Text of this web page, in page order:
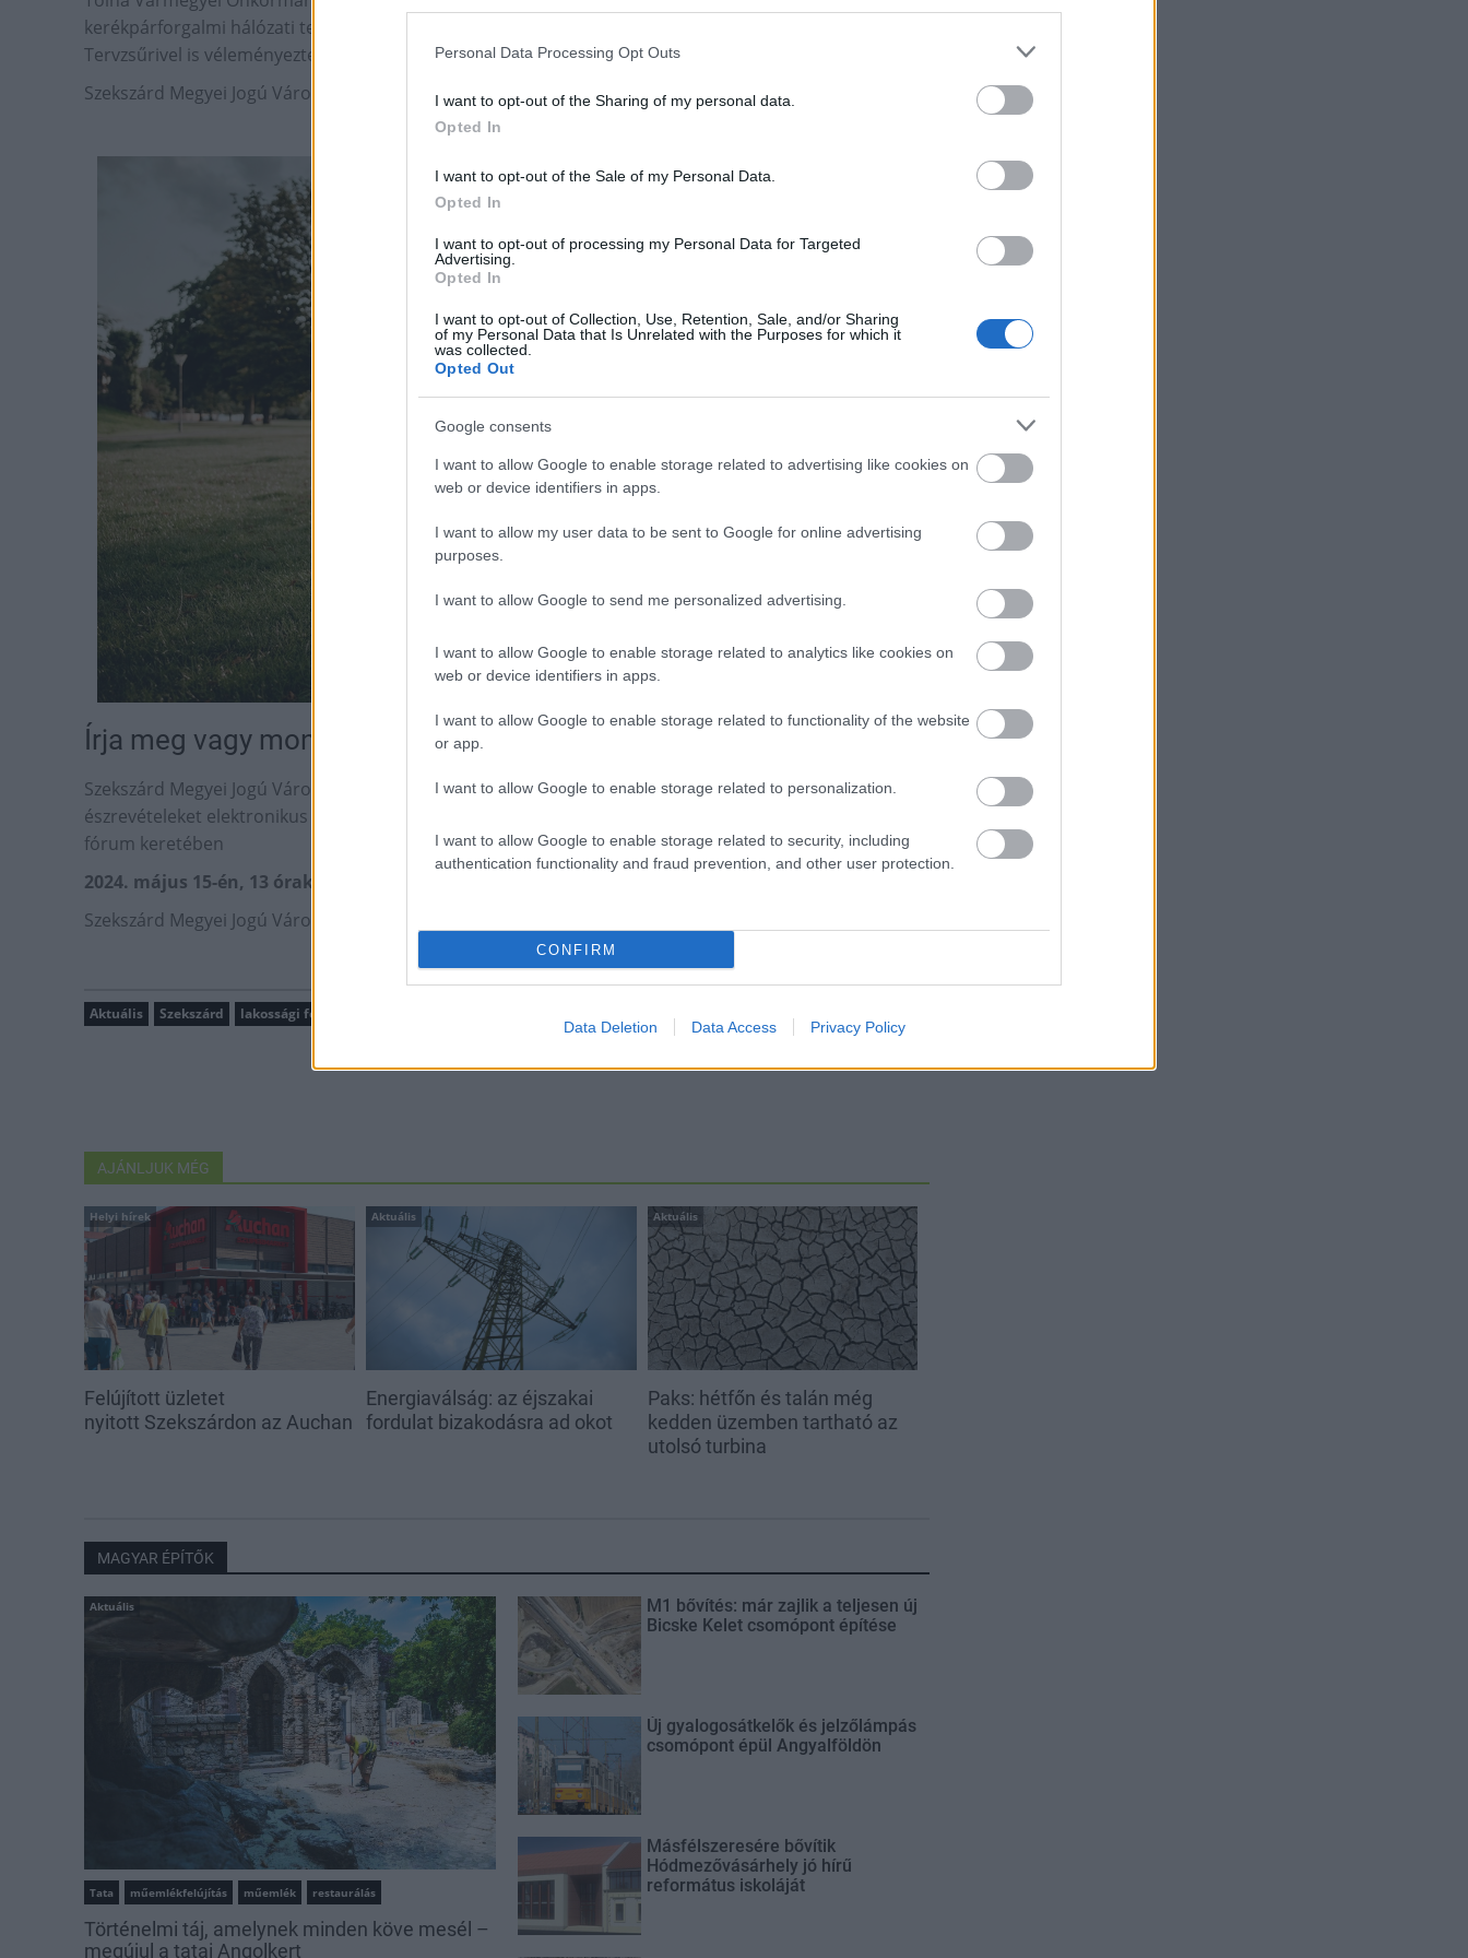
Personal Data Processing Opt Outs
I want to opt-out of the Sharing of my personal data.
Opted In
I want to opt-out of the Sale of my Personal Data.
Opted In
I want to opt-out of processing my Personal Data for Targeted
Advertising.
Opted In
I want to opt-out of Collection, Use, Retention, Sale, and/or Sharing
of my Personal Data that Is Unrelated with the Purposes for which it
was collected.
Opted Out
Google consents
I want to allow Google to enable storage related to advertising like cookies on
web or device identifiers in apps.
I want to allow my user data to be sent to Google for online advertising
purposes.
I want to allow Google to send me personalized advertising.
I want to allow Google to enable storage related to analytics like cookies on
web or device identifiers in apps.
I want to allow Google to enable storage related to functionality of the website
or app.
I want to allow Google to enable storage related to personalization.
I want to allow Google to enable storage related to security, including
authentication functionality and fraud prevention, and other user protection.
CONFIRM
Data Deletion Data Access Privacy Policy
kerékpárforgalmi hálózati tervet a Miniszerelnökség Aktív Mobilitási Főosztály által szervezett
Tervzsűrivel is véleményeztette.
Szekszárd Megyei Jogú Város kerékpárforgalmi hálózati terve elérhetőide kattintva.
Írja meg vagy mondja el gondolatait!
Szekszárd Megyei Jogú Város Polgármesteri Hivatala várja a tanulmánnyal kapcsolatos lakossági
észrevételeket elektronikus úton a
fórum keretében
2024. május 15-én, 13 órakor
Szekszárd Megyei Jogú Város Polgármesteri Hivatala dísztermében.
Aktuális Szekszárd lakossági fórum
AJÁNLJUK MÉG
Helyi hírek
Felújított üzletet
nyitott Szekszárdon az Auchan
Aktuális
Energiaválság: az éjszakai
fordulat bizakodásra ad okot
Aktuális
Paks: hétfőn és talán még
kedden üzemben tartható az
utolsó turbina
MAGYAR ÉPÍTŐK
Aktuális
Tata műemlékfelújítás műemlék restaurálás
Történelmi táj, amelynek minden köve mesél –
megújul a tatai Angolkert
M1 bővítés: már zajlik a teljesen új
Bicske Kelet csomópont építése
Új gyalogosátkelők és jelzőlámpás
csomópont épül Angyalföldön
Másfélszeresére bővítik
Hódmezővásárhely jó hírű
református iskoláját